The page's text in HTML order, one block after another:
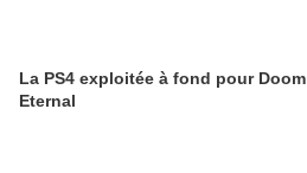
La PS4 exploitée à fond pour Doom
Eternal